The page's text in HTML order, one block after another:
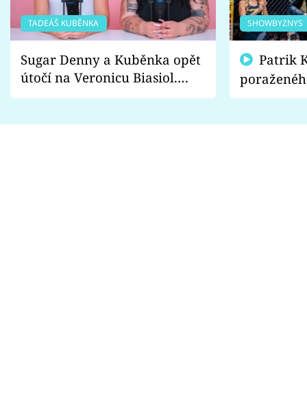
TADEÁŠ KUBĚNKA
Sugar Denny a Kuběnka opět
útočí na Veronicu Biasiol.
Proč je podle nich falešná a
SHOWBYZNYS
fanoušci